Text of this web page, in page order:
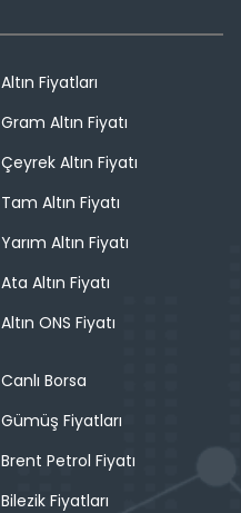
Altın Fiyatları
Gram Altın Fiyatı
Çeyrek Altın Fiyatı
Tam Altın Fiyatı
Yarım Altın Fiyatı
Ata Altın Fiyatı
Altın ONS Fiyatı
Canlı Borsa
Gümüş Fiyatları
Brent Petrol Fiyatı
Bilezik Fiyatları